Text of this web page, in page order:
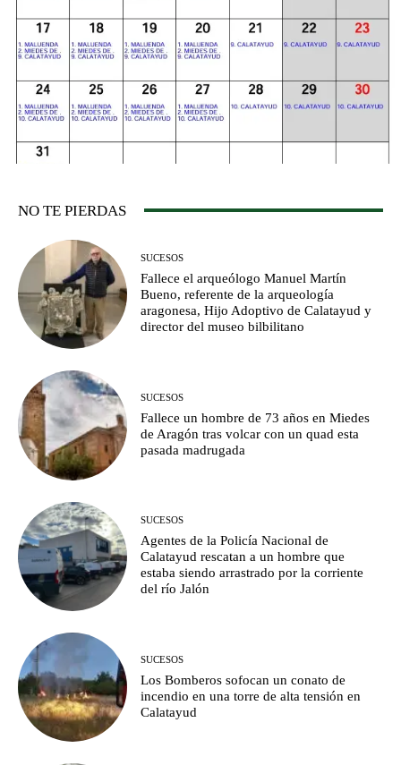
NO TE PIERDAS
SUCESOS
Fallece el arqueólogo Manuel Martín
Bueno, referente de la arqueología
aragonesa, Hijo Adoptivo de Calatayud y
director del museo bilbilitano
SUCESOS
Fallece un hombre de 73 años en Miedes
de Aragón tras volcar con un quad esta
pasada madrugada
SUCESOS
Agentes de la Policía Nacional de
Calatayud rescatan a un hombre que
estaba siendo arrastrado por la corriente
del río Jalón
SUCESOS
Los Bomberos sofocan un conato de
incendio en una torre de alta tensión en
Calatayud